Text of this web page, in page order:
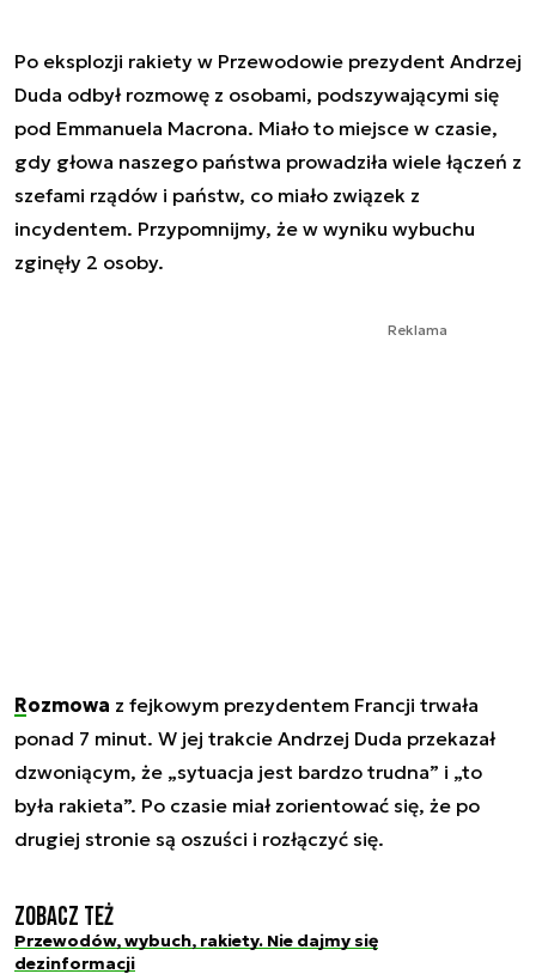
Po eksplozji rakiety w Przewodowie prezydent Andrzej
Duda odbył rozmowę z osobami, podszywającymi się
pod Emmanuela Macrona. Miało to miejsce w czasie,
gdy głowa naszego państwa prowadziła wiele łączeń z
szefami rządów i państw, co miało związek z
incydentem. Przypomnijmy, że w wyniku wybuchu
zginęły 2 osoby.
Reklama
Rozmowa z fejkowym prezydentem Francji trwała
ponad 7 minut. W jej trakcie Andrzej Duda przekazał
dzwoniącym, że „sytuacja jest bardzo trudna” i „to
była rakieta”. Po czasie miał zorientować się, że po
drugiej stronie są oszuści i rozłączyć się.
Zobacz też
Przewodów, wybuch, rakiety. Nie dajmy się
dezinformacji